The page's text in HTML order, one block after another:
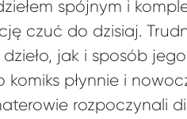
spójnym i
czuć do dzisiaj.
jak i sposób
komiks płynnie i
rozpoczynali